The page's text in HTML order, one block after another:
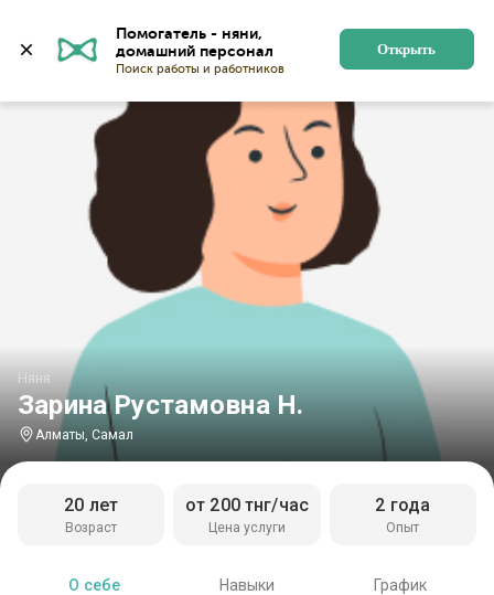
Помогатель - няни,
Поиск работы и работников
Открыть
Зарина Рустамовна Н.
Няня
Алматы, Самал
Возраст
20 лет
Цена услуги
от 200 тнг/час
Опыт
2 года
О себе Навыки График